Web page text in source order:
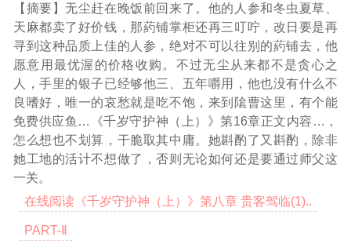
【摘要】无尘赶在晚饭前回来了。他的人参和冬虫夏草、
天麻都卖了好价钱，那葯铺掌柜还再三叮咛，改日要是再
寻到这种品质上佳的人参，绝对不可以往别的葯铺去，他
愿意用最优渥的价格收购。不过无尘从来都不是贪心之
人，手里的银子已经够他三、五年嚼用，他也没有什么不
良嗜好，唯一的哀愁就是吃不饱，来到隂曹这里，有个能
免费供应鱼 …《千岁守护神（上）》第16章正文内容… ，
怎么想也不划算，干脆取其中庸。她斟酌了又斟酌，除非
她工地的活计不想做了，否则无论如何还是要通过师父这
一关。
在线阅读《千岁守护神（上）》第八章 贵客驾临(1)..
PART-Ⅱ